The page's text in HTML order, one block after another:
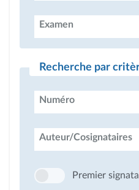
Examen
Recherche par
Numéro
Auteur/Cosignataires
Premier